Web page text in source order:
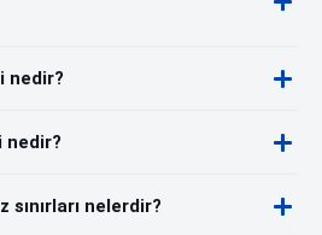
nedir?
nedir?
nelerdir?